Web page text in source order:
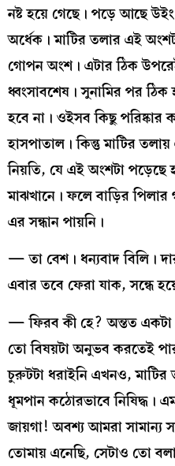
নষ্ট হয়ে গেছে। পড়ে আছে
অর্ধেক। মাটির তলার এই
গোপন অংশ। এটার ঠিক
ধ্বংসাবশেষ। সুনামির পর
হবে না। ওইসব কিছু
হাসপাতাল। কিন্তু মাটির
নিয়তি, যে এই অংশটা পড়েছে
মাঝখানে। ফলে বাড়ির পিলার
এর সন্ধান পায়নি।
— তা বেশ। ধন্যবাদ বিলি।
এবার তবে ফেরা যাক, সন্ধে
— ফিরব কী হে? অন্তত একটা
তো বিষয়টা অনুভব করতেই
চুরুটটা ধরাইনি এখনও,
ধূমপান কঠোরভাবে নিষিদ্ধ।
জায়গা! অবশ্য আমরা সামান্য
তোমায় এনেছি, সেটাও তো